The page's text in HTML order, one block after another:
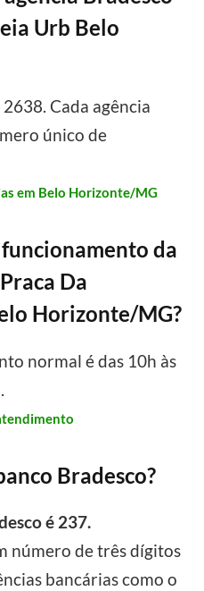
Urb Belo
Cada agência
único de
em Belo Horizonte/MG
da
Da
Horizonte/MG?
normal é das 10h às
Bradesco?
é 237.
número de três dígitos
bancárias como o